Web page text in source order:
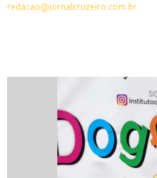
redacao@jornalcruzeiro.com.br